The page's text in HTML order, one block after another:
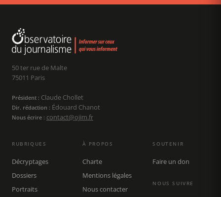
50 ter rue de Malte
75011 Paris
Président : Claude Chollet
Dir. rédaction : Édouard Chanot
Nous écrire : contact@ojim.fr
RUBRIQUES
Décryptages
Dossiers
Portraits
À PROPOS
Charte
Mentions légales
Nous contacter
SOUTENIR
Faire un don
NOUS SUIVRE